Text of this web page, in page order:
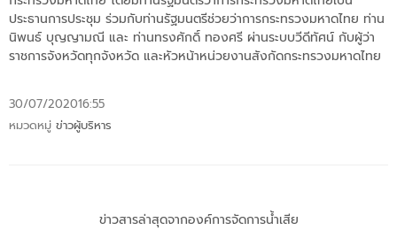
ประธานการประชุม ร่วมกับท่านรัฐมนตรีช่วยว่าการกระทรวงมหาดไทย ท่าน
นิพนธ์ บุญญามณี และ ท่านทรงศักดิ์ ทองศรี ผ่านระบบวีดีทัศน์ กับผู้ว่า
ราชการจังหวัดทุกจังหวัด และหัวหน้าหน่วยงานสังกัดกระทรวงมหาดไทย
30/07/202016:55
หมวดหมู่ ข่าวผู้บริหาร
ข่าวสารล่าสุดจากองค์การจัดการน้ำเสีย